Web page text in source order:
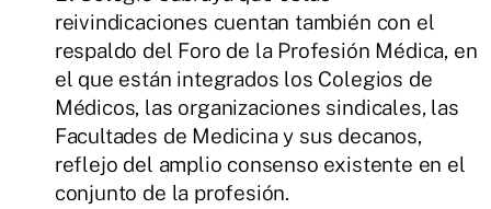
reivindicaciones cuentan también con el
respaldo del Foro de la Profesión Médica, en
el que están integrados los Colegios de
Médicos, las organizaciones sindicales, las
Facultades de Medicina y sus decanos,
reflejo del amplio consenso existente en el
conjunto de la profesión.